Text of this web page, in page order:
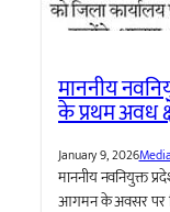
माननीय
के प्रथम अवध
January 9, 2026
माननीय नवनियुक्त
आगमन के अवसर पर